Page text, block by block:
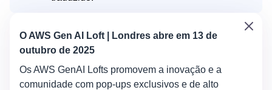
O AWS Gen AI Loft | Londres abre em 13 de
outubro de 2025
Os AWS GenAI Lofts promovem a inovação e a
comunidade com pop-ups exclusivos e de alto